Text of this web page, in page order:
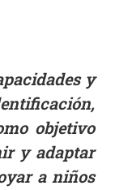
y
objetivo
y adaptar
a niños